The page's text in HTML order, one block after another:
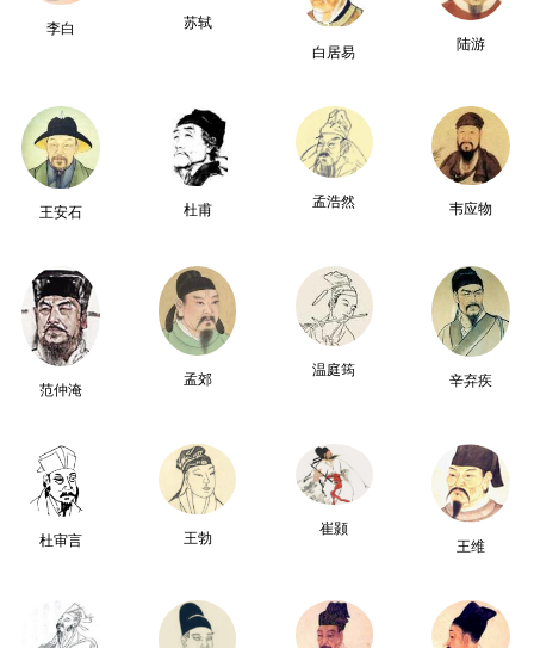
李白
苏轼
白居易
陆游
王安石 杜甫
孟浩然 韦应物
范仲淹
孟郊
温庭筠
辛弃疾
杜审言 王勃
崔颢
王维